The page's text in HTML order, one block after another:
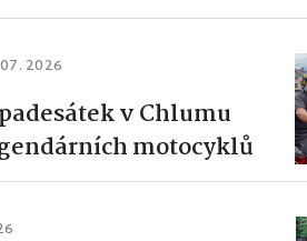
2026
v Chlumu
motocyklů